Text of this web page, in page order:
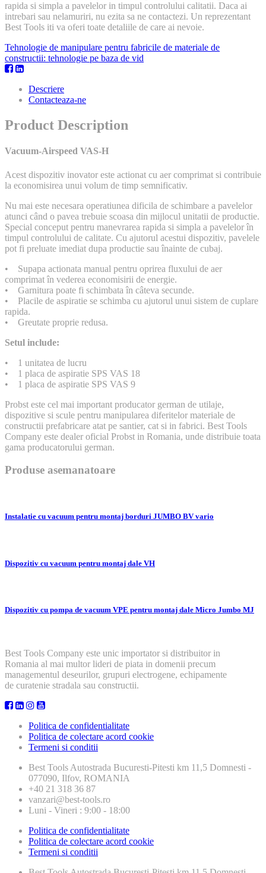
rapida si simpla a pavelelor in timpul controlului calitatii. Daca ai
intrebari sau nelamuriri, nu ezita sa ne contactezi. Un reprezentant
Best Tools iti va oferi toate detaliile de care ai nevoie.
Tehnologie de manipulare pentru fabricile de materiale de
constructii: tehnologie pe baza de vid
Descriere
Contacteaza-ne
Product Description
Vacuum-Airspeed VAS-H
Acest dispozitiv inovator este actionat cu aer comprimat si contribuie
la economisirea unui volum de timp semnificativ.
Nu mai este necesara operatiunea dificila de schimbare a pavelelor
atunci când o pavea trebuie scoasa din mijlocul unitatii de productie.
Special conceput pentru manevrarea rapida si simpla a pavelelor în
timpul controlului de calitate. Cu ajutorul acestui dispozitiv, pavelele
pot fi preluate imediat dupa productie sau înainte de cubaj.
• Supapa actionata manual pentru oprirea fluxului de aer
comprimat în vederea economisirii de energie.
• Garnitura poate fi schimbata în câteva secunde.
• Placile de aspiratie se schimba cu ajutorul unui sistem de cuplare
rapida.
• Greutate proprie redusa.
Setul include:
• 1 unitatea de lucru
• 1 placa de aspiratie SPS VAS 18
• 1 placa de aspiratie SPS VAS 9
Probst este cel mai important producator german de utilaje,
dispozitive si scule pentru manipularea diferitelor materiale de
constructii prefabricare atat pe santier, cat si in fabrici. Best Tools
Company este dealer oficial Probst in Romania, unde distribuie toata
gama producatorului german.
Produse asemanatoare
Instalatie cu vacuum pentru montaj borduri JUMBO BV vario
Dispozitiv cu vacuum pentru montaj dale VH
Dispozitiv cu pompa de vacuum VPE pentru montaj dale Micro Jumbo MJ
Best Tools Company este unic importator si distribuitor in
Romania al mai multor lideri de piata in domenii precum
managementul deseurilor, grupuri electrogene, echipamente
de curatenie stradala sau constructii.
Politica de confidentialitate
Politica de colectare acord cookie
Termeni si conditii
Best Tools Autostrada Bucuresti-Pitesti km 11,5 Domnesti -
077090, Ilfov, ROMANIA
+40 21 318 36 87
vanzari@best-tools.ro
Luni - Vineri : 9:00 - 18:00
Politica de confidentialitate
Politica de colectare acord cookie
Termeni si conditii